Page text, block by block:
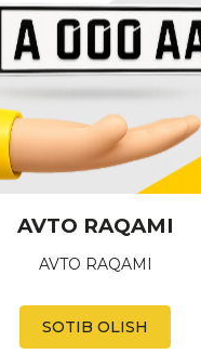
AVTO RAQAMI
AVTO RAQAMI
SOTIB OLISH